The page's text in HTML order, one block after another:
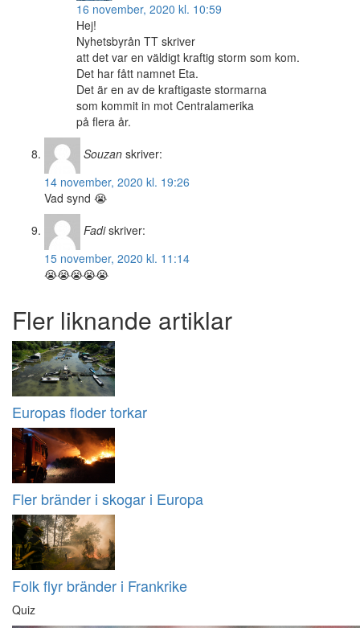
16 november, 2020 kl. 10:59
Hej!
Nyhetsbyrån TT skriver
att det var en väldigt kraftig storm som kom.
Det har fått namnet Eta.
Det är en av de kraftigaste stormarna
som kommit in mot Centralamerika
på flera år.
Souzan skriver:
14 november, 2020 kl. 19:26
Vad synd 😭
Fadi skriver:
15 november, 2020 kl. 11:14
😭😭😭😭😭
Fler liknande artiklar
Europas floder torkar
Fler bränder i skogar i Europa
Folk flyr bränder i Frankrike
Quiz